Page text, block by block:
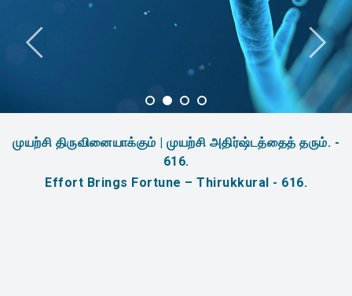
முயற்சி திருவினையாக்கும் | முயற்சி அதிர்ஷ்டத்தைத் தரும். -
616.
Effort Brings Fortune – Thirukkural - 616.